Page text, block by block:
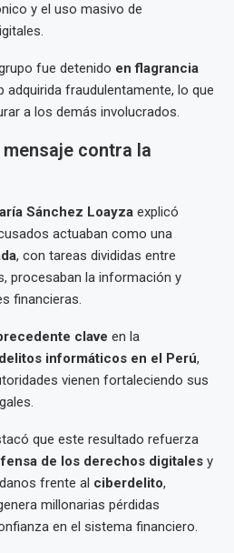
y el uso masivo de
fue detenido en flagrancia
adquirida fraudulentamente, lo que
a los demás involucrados.
contra la
Sánchez Loayza explicó
actuaban como una
, con tareas divididas entre
procesaban la información y
financieras.
clave en la
delitos informáticos en el Perú,
vienen fortaleciendo sus
que este resultado refuerza
de los derechos digitales y
frente al ciberdelito,
millonarias pérdidas
en el sistema financiero.